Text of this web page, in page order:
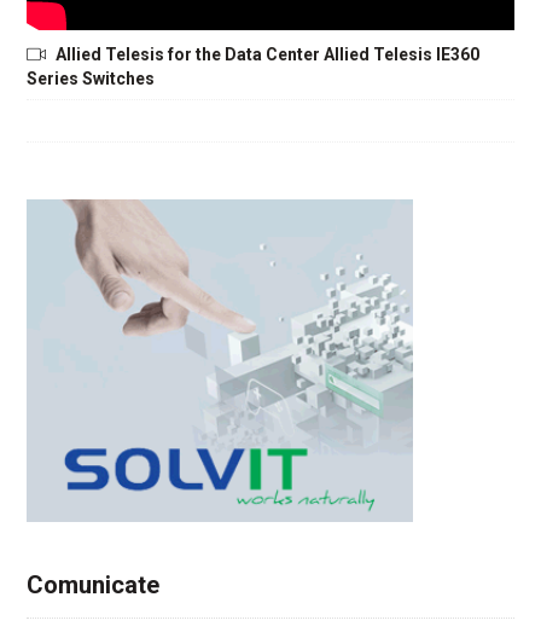
Allied Telesis for the Data Center Allied Telesis IE360
Series Switches
Comunicate